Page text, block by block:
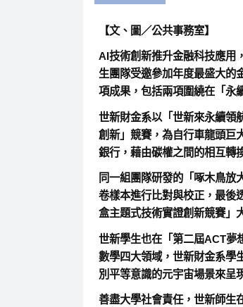
【文、圖／公共事務室】
AI技術創新推升金融科技應用
生團隊受邀參加年度最盛大的
項成果，包括兩項圍繞在「永
世新財金系以「世新來永續領
創新」競賽，為自行車龍頭巨
銀行，藉由碳權之間的相互轉
同一組團隊研發的「啄木鳥放
卷樣本進行比對與校正，最後
盒主題式技術實證創新競賽」
世新學生也在「第二屆ACT夢
數學四大領域，世新財金系學
別平等意識的元宇宙場景來呈
善盡大學社會責任，世新師生